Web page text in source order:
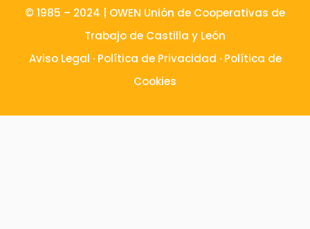
© 1985 – 2024 | OWEN Unión de Cooperativas de
Trabajo de Castilla y León
Aviso Legal · Política de Privacidad · Política de
Cookies